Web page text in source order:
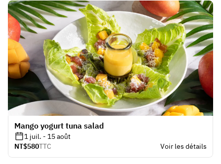
Mango yogurt tuna salad
1 juil. - 15 août
NT$580TTC Voir les détails